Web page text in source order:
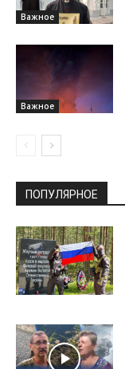
Важное
Важное
ПОПУЛЯРНОЕ